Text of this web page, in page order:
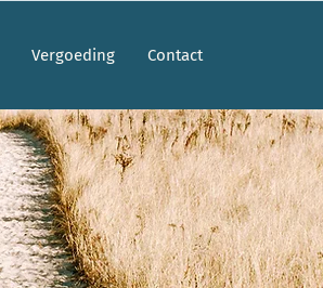
Vergoeding Contact